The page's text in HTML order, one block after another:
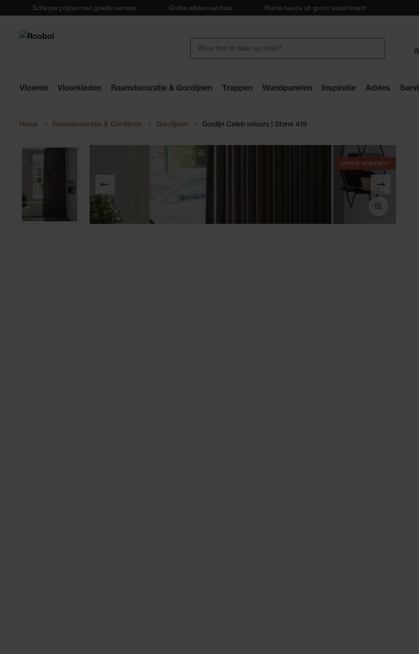
Scherpe prijzen met goede service Gratis advies aan huis Ruime keuze uit groot assortiment
Vloeren Vloerkleden Raamdecoratie & Gordijnen Wandpanelen
Trappen Inspiratie Advies
Home Raamdecoratie & Gordijnen Gordijnen Gordijn Celeb velours | Stone 419
GRATIS GEMAAKT!*